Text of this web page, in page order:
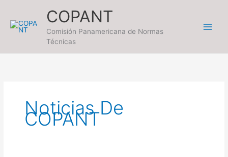
contenido
COPANT
Comisión Panamericana de Normas
Técnicas
Noticias De
COPANT